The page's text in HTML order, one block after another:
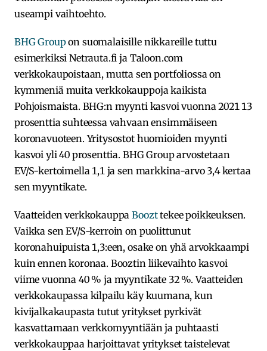
useampi vaihtoehto.
BHG Groupon suomalaisille nikkareille tuttu
esimerkiksi Netrauta.fi ja Taloon.com
verkkokaupoistaan, mutta sen portfoliossa on
kymmeniä muita verkkokauppoja kaikista
Pohjoismaista. BHG:n myynti kasvoi vuonna 2021 13
prosenttia suhteessa vahvaan ensimmäiseen
koronavuoteen. Yritysostot huomioiden myynti
kasvoi yli 40 prosenttia. BHG Group arvostetaan
EV/S-kertoimella 1,1 ja sen markkina-arvo 3,4 kertaa
sen myyntikate.
Vaatteiden verkkokauppaBoozttekee poikkeuksen.
Vaikka sen EV/S-kerroin on puolittunut
koronahuipuista 1,3:een, osake on yhä arvokkaampi
kuin ennen koronaa. Booztin liikevaihto kasvoi
viime vuonna 40 % ja myyntikate 32 %. Vaatteiden
verkkokaupassa kilpailu käy kuumana, kun
kivijalkakaupasta tutut yritykset pyrkivät
kasvattamaan verkkomyyntiään ja puhtaasti
verkkokauppaa harjoittavat yritykset taistelevat